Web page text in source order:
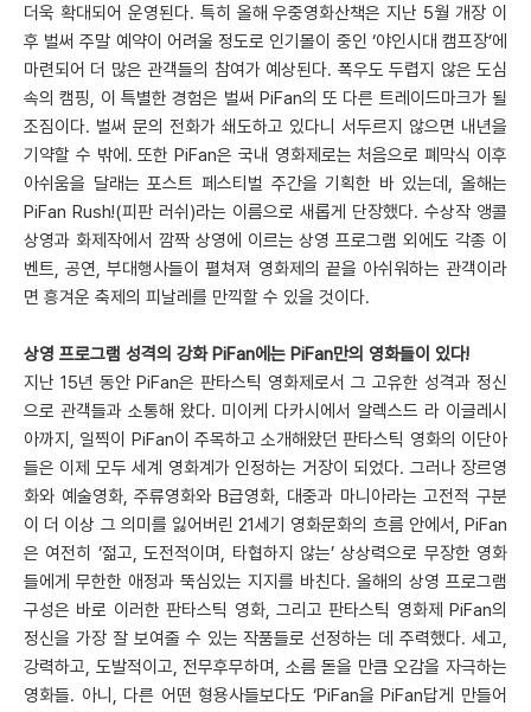
더욱 확대되어 운영된다. 특히 올해 우중영화산책은 지난 5월 개장 이
후 벌써 주말 예약이 어려울 정도로 인기몰이 중인 ‘야인시대 캠프장’에
마련되어 더 많은 관객들의 참여가 예상된다. 폭우도 두렵지 않은 도심
속의 캠핑, 이 특별한 경험은 벌써 PiFan의 또 다른 트레이드마크가 될
조짐이다. 벌써 문의 전화가 쇄도하고 있다니 서두르지 않으면 내년을
기약할 수 밖에. 또한 PiFan은 국내 영화제로는 처음으로 폐막식 이후
아쉬움을 달래는 포스트 페스티벌 주간을 기획한 바 있는데, 올해는
PiFan Rush!(피판 러쉬)라는 이름으로 새롭게 단장했다. 수상작 앵콜
상영과 화제작에서 깜짝 상영에 이르는 상영 프로그램 외에도 각종 이
벤트, 공연, 부대행사들이 펼쳐져 영화제의 끝을 아쉬워하는 관객이라
면 흥겨운 축제의 피날레를 만끽할 수 있을 것이다.
상영 프로그램 성격의 강화 PiFan에는 PiFan만의 영화들이 있다!
지난 15년 동안 PiFan은 판타스틱 영화제로서 그 고유한 성격과 정신
으로 관객들과 소통해 왔다. 미이케 다카시에서 알렉스드 라 이글레시
아까지, 일찍이 PiFan이 주목하고 소개해왔던 판타스틱 영화의 이단아
들은 이제 모두 세계 영화계가 인정하는 거장이 되었다. 그러나 장르영
화와 예술영화, 주류영화와 B급영화, 대중과 마니아라는 고전적 구분
이 더 이상 그 의미를 잃어버린 21세기 영화문화의 흐름 안에서, PiFan
은 여전히 ‘젊고, 도전적이며, 타협하지 않는’ 상상력으로 무장한 영화
들에게 무한한 애정과 뚝심있는 지지를 바친다. 올해의 상영 프로그램
구성은 바로 이러한 판타스틱 영화, 그리고 판타스틱 영화제 PiFan의
정신을 가장 잘 보여줄 수 있는 작품들로 선정하는 데 주력했다. 세고,
강력하고, 도발적이고, 전무후무하며, 소름 돋을 만큼 오감을 자극하는
영화들. 아니, 다른 어떤 형용사들보다도 ‘PiFan을 PiFan답게 만들어